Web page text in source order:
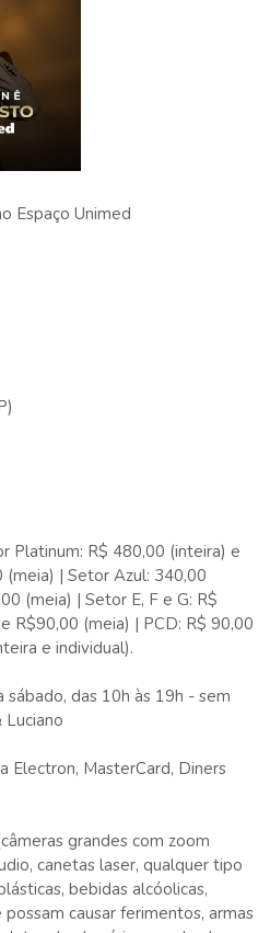
Espaço Unimed
Platinum: R$ 480,00 (inteira) e
| Setor Azul: 340,00
(meia) | Setor E, F e G: R$
R$90,00 (meia) | PCD: R$ 90,00
e individual).
das 10h às 19h - sem
Electron, MasterCard, Diners
grandes com zoom
canetas laser, qualquer tipo
bebidas alcóolicas,
causar ferimentos, armas